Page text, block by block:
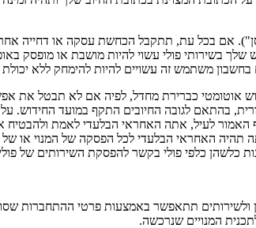
אם בכל עת, תתקבל הכחשת עסקה או דחייה
בשירותי פולי עשוי להיות מושבת או מופסק
משתמש זה עשויים להיות להימחק ללא יכולת
אוטומטי כברירת מחדל, לפיה אם לא תבטל את
בהתאם לגובה החיובים התקף במועד החידוש.
לעיל, אתה האחראי הבלעדי לאמת
האחראי הבלעדי לכל הפסקה של המנוי או של
כלשהן כלפי פולי בקשר להפסקת השירותים של
ולשירותים תתאפשר באמצעות פרטי ההתחברות
המנויים שנרכשה.